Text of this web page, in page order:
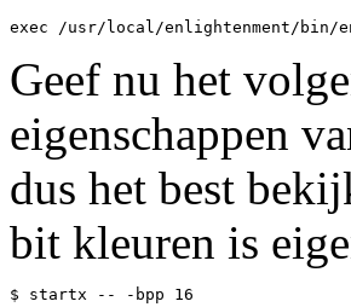
Geef nu het
eigenschappen
dus het best
bit kleuren is